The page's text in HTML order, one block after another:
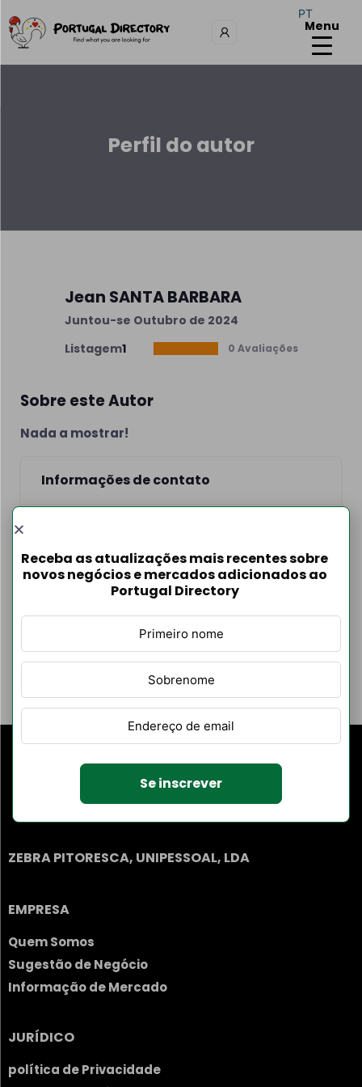
Menu
Perfil do autor
Jean SANTA BARBARA
Juntou-se Outubro de 2024
Listagem1 0 Avaliações
Sobre este Autor
Nada a mostrar!
Informações de contato
Listagens de
autores
Filtrar Por
ZEBRA PITORESCA, UNIPESSOAL, LDA
EMPRESA
Quem Somos
Sugestão de Negócio
Informação de Mercado
JURÍDICO
política de Privacidade
PT
Receba as atualizações mais recentes sobre
novos negócios e mercados adicionados ao
Portugal Directory
Se inscrever